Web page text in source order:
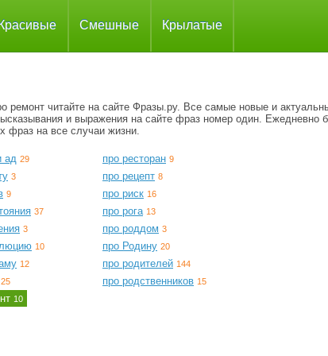
Красивые Смешные Крылатые
ремонт читайте на сайте Фразы.ру. Все самые новые и
и выражения на сайте фраз номер один. Ежедневно
фраз на все случаи жизни.
ад 29
3
9
37
3
10
12
25
10
про ресторан 9
про рецепт 8
про риск 16
про рога 13
про роддом 3
про Родину 20
про родителей 144
про родственников 15